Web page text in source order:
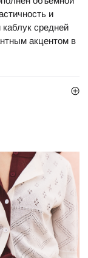
и
средней
акцентом в